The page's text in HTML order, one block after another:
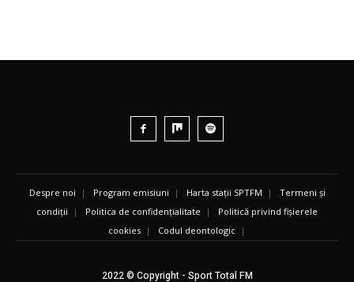
Despre noi | Program emisiuni | Harta stații SPTFM | Termeni și
condiții | Politica de confidențialitate | Politică privind fișierele
cookies | Codul deontologic |
2022 © Copyright - Sport Total FM